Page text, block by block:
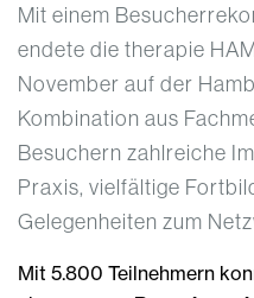
Mit einem
endete die therapie
November auf der
Kombination aus
Besuchern zahlreiche
Praxis, vielfältige
Gelegenheiten zum
Mit 5.800 Teilnehmern